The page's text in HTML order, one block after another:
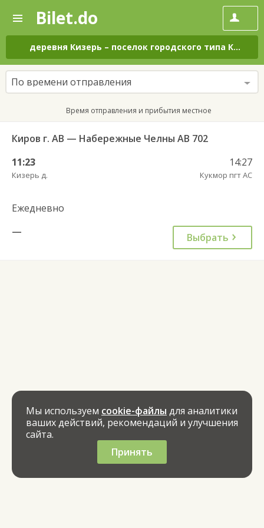
—
Поиск
и
покупка
билетов
на
автобус
онлайн
Bilet.do
деревня Кизерь – поселок городского типа Кукмор
По времени отправления
Время отправления и прибытия местное
Киров г. АВ — Набережные Челны АВ 702
11:23
Кизерь д.
14:27
Кукмор пгт АС
Ежедневно
—
Выбрать
Мы используем cookie-файлы для аналитики
ваших действий, рекомендаций и улучшения
сайта.
Принять